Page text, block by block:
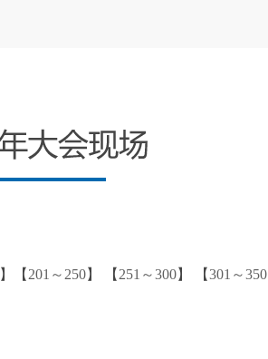
】【 201～250】 【 251～300】 【301～350